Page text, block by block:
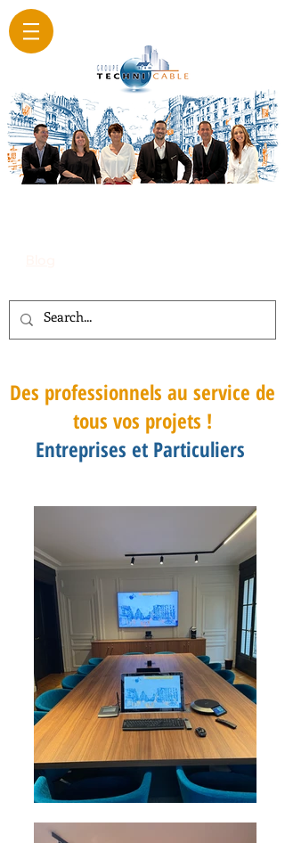
Des professionnels au service de
tous vos projets !
Entreprises et Particuliers